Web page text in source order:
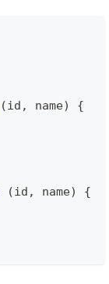
(id , name)
{
(id , name)
{